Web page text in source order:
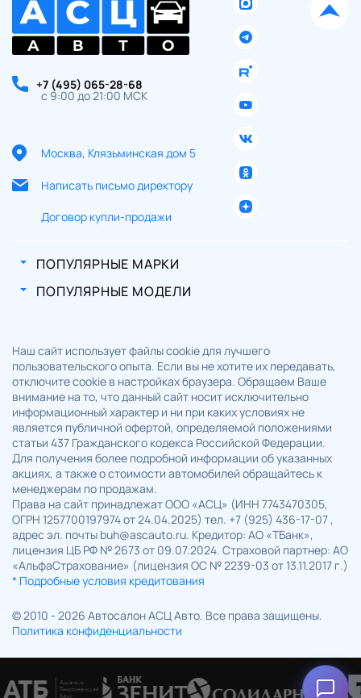
+7 (495) 065-28-68
с 9:00 до 21:00 МСК
Москва, Клязьминская дом 5
Написать письмо директору
Договор купли-продажи
ПОПУЛЯРНЫЕ МАРКИ
ПОПУЛЯРНЫЕ МОДЕЛИ
Наш сайт использует файлы cookie для лучшего
пользовательского опыта. Если вы не хотите их передавать,
отключите cookie в настройках браузера. Обращаем Ваше
внимание на то, что данный сайт носит исключительно
информационный характер и ни при каких условиях не
является публичной офертой, определяемой положениями
статьи 437 Гражданского кодекса Российской Федерации.
Для получения более подробной информации об указанных
акциях, а также о стоимости автомобилей обращайтесь к
менеджерам по продажам.
Права на сайт принадлежат ООО «АСЦ» (ИНН 7743470305,
ОГРН 1257700197974 от 24.04.2025) тел. +7 (925) 436-17-07 ,
адрес эл. почты buh@ascauto.ru. Кредитор: АО «ТБанк»,
лицензия ЦБ РФ № 2673 от 09.07.2024. Страховой партнер: АО
«АльфаСтрахование» (лицензия ОС № 2239-03 от 13.11.2017 г.)
* Подробные условия кредитования
© 2010 - 2026 Автосалон АСЦ Авто. Все права защищены.
Политика конфиденциальности